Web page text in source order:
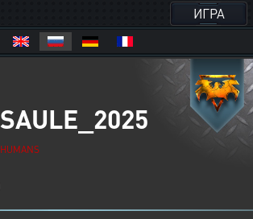
ИГРА
SAULE_2025
HUMANS